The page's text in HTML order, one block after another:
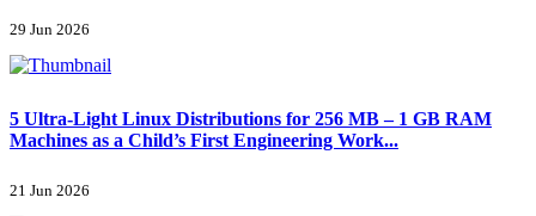
29 Jun 2026
5 Ultra-Light Linux Distributions for 256 MB – 1 GB RAM
Machines as a Child’s First Engineering Work...
21 Jun 2026